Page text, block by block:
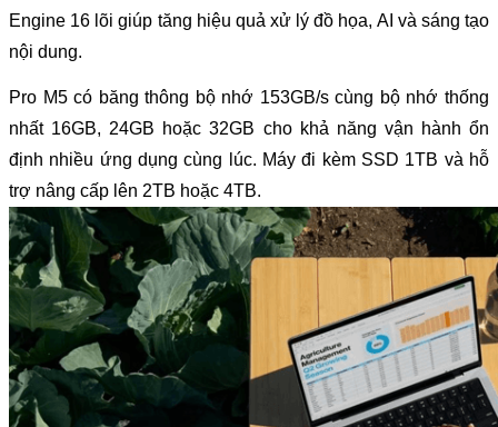
Engine 16 lõi giúp tăng hiệu quả xử lý đồ họa, AI và sáng tạo
nội dung.
Pro M5 có băng thông bộ nhớ 153GB/s cùng bộ nhớ thống
nhất 16GB, 24GB hoặc 32GB cho khả năng vận hành ổn
định nhiều ứng dụng cùng lúc. Máy đi kèm SSD 1TB và hỗ